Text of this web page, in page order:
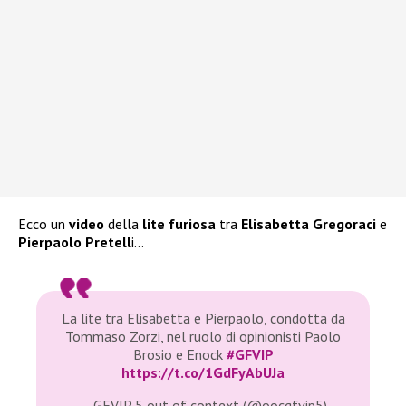
Ecco un video della lite furiosa tra Elisabetta Gregoraci e
Pierpaolo Pretelli…
La lite tra Elisabetta e Pierpaolo, condotta da
Tommaso Zorzi, nel ruolo di opinionisti Paolo
Brosio e Enock #GFVIP
https://t.co/1GdFyAbUJa